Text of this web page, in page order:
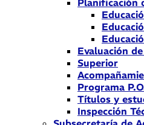
Planificación
Evaluación
Superior
Programa
Títulos y
Inspección